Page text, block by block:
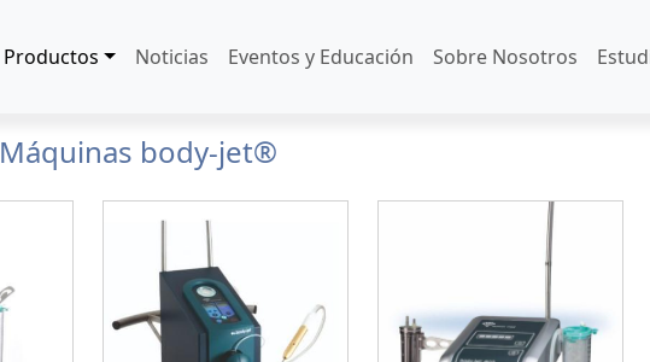
Productos Noticias Eventos y Educación Sobre Nosotros
Máquinas body-jet®